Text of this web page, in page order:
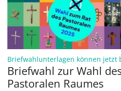
Briefwahlunterlagen können jetzt
Briefwahl zur Wahl
Pastoralen Raumes